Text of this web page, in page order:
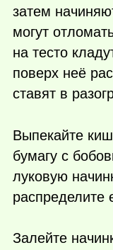
затем
могут
на тесто
поверх неё
ставят в
Выпекайте
бумагу с
луковую
Залейте